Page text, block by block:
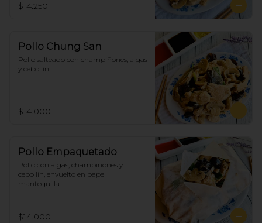
$14.250
Pollo Chung San
Pollo salteado con champiñones, algas
y cebollín
$14.000
Pollo Empaquetado
Pollo con algas, champiñones y
cebollín, envuelto en papel
mantequilla
$14.000